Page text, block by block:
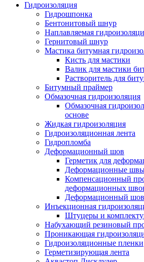
Гидроизоляция
Гидрошпонка
Бентонитовый шнур
Наплавляемая
Гернитовый шнур
Мастика битумная
Кисть для мастики
Валик для мастики
Растворитель для
Битумный праймер
Обмазочная гидроизоляция
Обмазочная
основе
Жидкая гидроизоляция
Гидроизоляционная лента
Гидропломба
Деформационный шов
Герметик для
Деформационные
Компенсационный
деформационных
Деформационный шов
Инъекционная
Штуцеры и
Набухающий резиновый
Проникающая
Гидроизоляционные пленки
Герметизирующая лента